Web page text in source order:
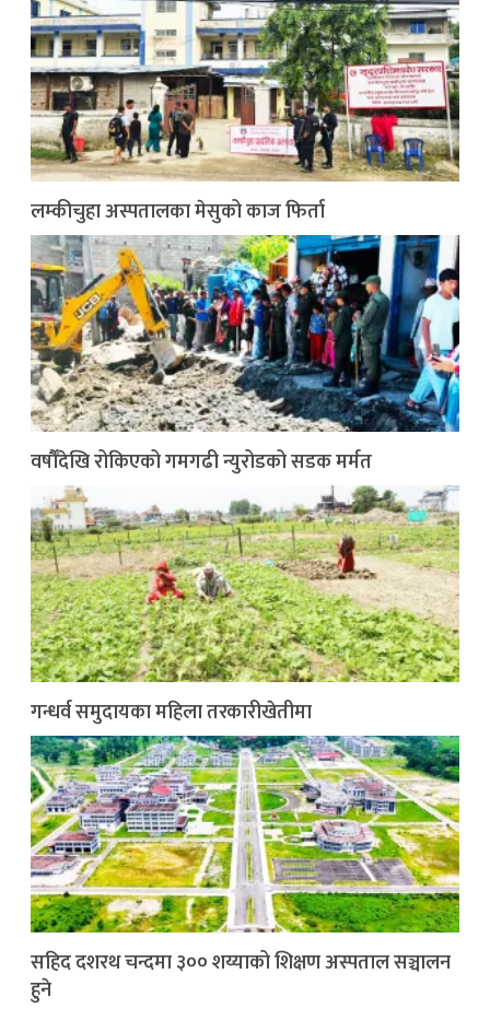
लम्कीचुहा अस्पतालका मेसुको काज फिर्ता
वर्षौँदेखि रोकिएको गमगढी न्युरोडको सडक मर्मत
गन्धर्व समुदायका महिला तरकारीखेतीमा
सहिद दशरथ चन्दमा ३०० शय्याको शिक्षण अस्पताल सञ्चालन
हुने